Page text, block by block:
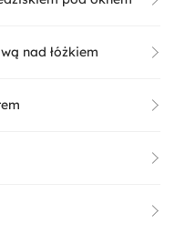
nad łóżkiem